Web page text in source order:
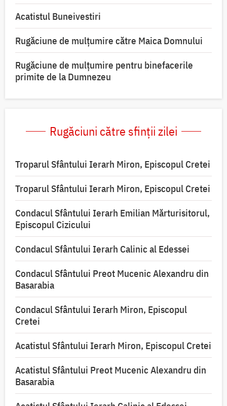
Acatistul Buneivestiri
Rugăciune de mulţumire către Maica Domnului
Rugăciune de mulțumire pentru binefacerile
primite de la Dumnezeu
Rugăciuni către sfinții zilei
Troparul Sfântului Ierarh Miron, Episcopul Cretei
Troparul Sfântului Ierarh Miron, Episcopul Cretei
Condacul Sfântului Ierarh Emilian Mărturisitorul,
Episcopul Cizicului
Condacul Sfântului Ierarh Calinic al Edessei
Condacul Sfântului Preot Mucenic Alexandru din
Basarabia
Condacul Sfântului Ierarh Miron, Episcopul
Cretei
Acatistul Sfântului Ierarh Miron, Episcopul Cretei
Acatistul Sfântului Preot Mucenic Alexandru din
Basarabia